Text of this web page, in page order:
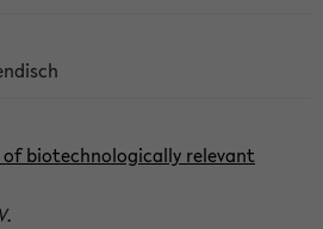
of biotechnologically relevant